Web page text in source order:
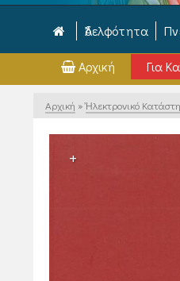
Ἀδελφότητα
Αρχική Για
Αρχική » Ἠλεκτρονικό